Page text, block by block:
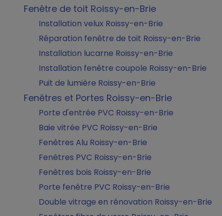
Fenêtre de toit Roissy-en-Brie
Installation velux Roissy-en-Brie
Réparation fenêtre de toit Roissy-en-Brie
Installation lucarne Roissy-en-Brie
Installation fenêtre coupole Roissy-en-Brie
Puit de lumière Roissy-en-Brie
Fenêtres et Portes Roissy-en-Brie
Porte d'entrée PVC Roissy-en-Brie
Baie vitrée PVC Roissy-en-Brie
Fenêtres Alu Roissy-en-Brie
Fenêtres PVC Roissy-en-Brie
Fenêtres bois Roissy-en-Brie
Porte fenêtre PVC Roissy-en-Brie
Double vitrage en rénovation Roissy-en-Brie